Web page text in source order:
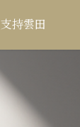
支持雲田